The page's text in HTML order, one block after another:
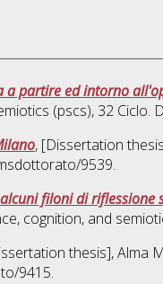
partire ed intorno
(pscs), 32 Ciclo.
, [Dissertation
9539.
filoni di riflessione
cognition, and
thesis], Alma
9415.